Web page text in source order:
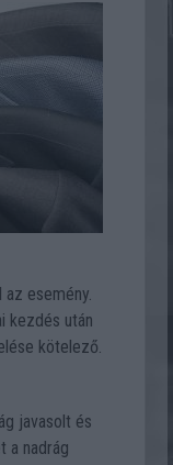
esemény.
kezdés után
kötelező.
javasolt és
a nadrág